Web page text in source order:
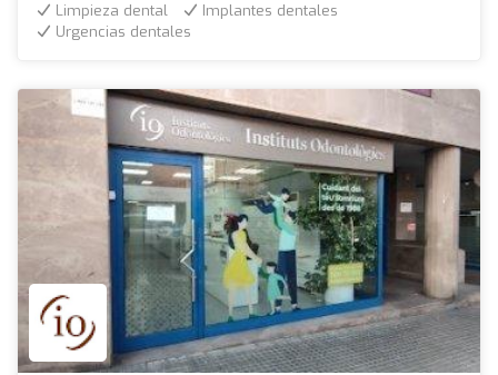
Limpieza dental
Implantes dentales
Urgencias dentales